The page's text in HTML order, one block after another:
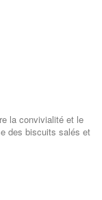
la convivialité et le
des biscuits salés et